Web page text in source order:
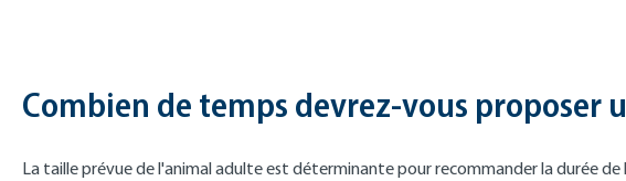
Combien de temps devrez-vous proposer
La taille prévue de l'animal adulte est déterminante pour recommander la durée